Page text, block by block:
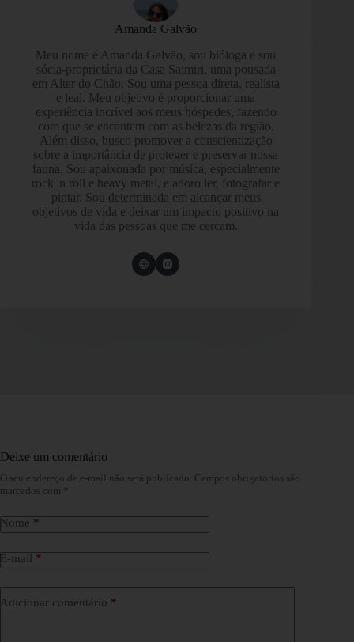
Amanda Galvão
Meu nome é Amanda Galvão, sou bióloga e sou
sócia-proprietária da Casa Saimiri, uma pousada
em Alter do Chão. Sou uma pessoa direta, realista
e leal. Meu objetivo é proporcionar uma
experiência incrível aos meus hóspedes, fazendo
com que se encantem com as belezas da região.
Além disso, busco promover a conscientização
sobre a importância de proteger e preservar nossa
fauna. Sou apaixonada por música, especialmente
rock 'n roll e heavy metal, e adoro ler, fotografar e
pintar. Sou determinada em alcançar meus
objetivos de vida e deixar um impacto positivo na
vida das pessoas que me cercam.
Deixe um comentário
O seu endereço de e-mail não será publicado. Campos obrigatórios são
marcados com *
Nome *
E-mail *
Adicionar comentário *